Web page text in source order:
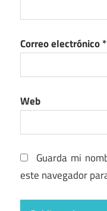
Correo electrónico*
Web
Guarda mi
este navegador